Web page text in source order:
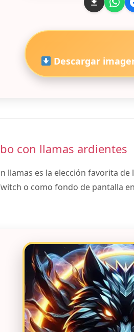
Descargar
con llamas ardientes
llamas es la elección favorita
o como fondo de pantalla